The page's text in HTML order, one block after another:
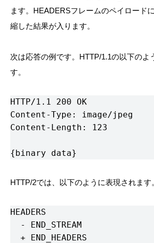
ます。HEADERSフレームのペイロード
縮した結果が入ります。
次は応答の例です。HTTP/1.1の以下のよ
す。
HTTP/1.1 200 OK
Content-Type: image/jpeg
Content-Length: 123
{binary
HTTP/2では、以下のように表現されます
HEADERS
  - END_STREAM
  + END_HEADERS